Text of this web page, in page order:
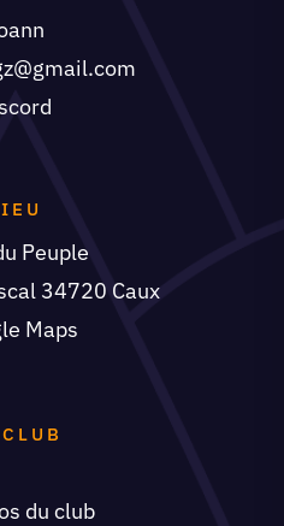
Peuple
34720 Caux
Maps
du club